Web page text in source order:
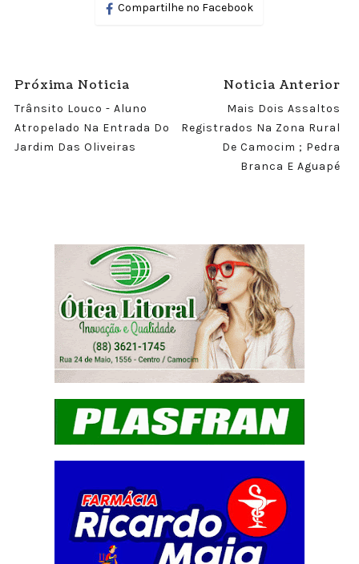
Compartilhe no Facebook
Próxima Noticia
Trânsito Louco - Aluno
Atropelado Na Entrada Do
Jardim Das Oliveiras
Noticia Anterior
Mais Dois Assaltos
Registrados Na Zona Rural
De Camocim ; Pedra
Branca E Aguapé